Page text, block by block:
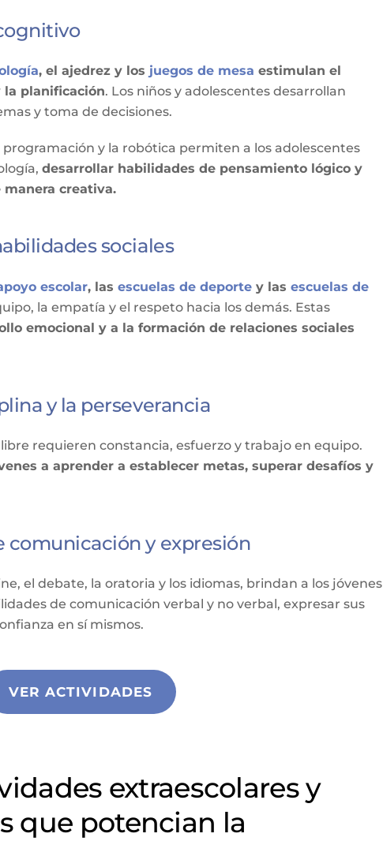
, el ajedrez y los juegos de mesa estimulan el
la planificación. Los niños y adolescentes desarrollan
y toma de decisiones.
y la robótica permiten a los adolescentes
desarrollar habilidades de pensamiento lógico y
creativa.
sociales
escolar, las escuelas de deportey las escuelas de
la empatía y el respeto hacia los demás. Estas
emocional y a la formación de relaciones sociales
y la perseverancia
requieren constancia, esfuerzo y trabajo en equipo.
a aprender a establecer metas, superar desafíos y
comunicación y expresión
el debate, la oratoria y los idiomas, brindan a los jóvenes
de comunicación verbal y no verbal, expresar sus
en sí mismos.
VER ACTIVIDADES
extraescolares y
que potencian la